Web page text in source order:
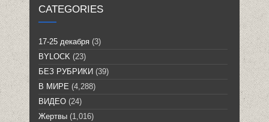
CATEGORIES
17-25 декабря (3)
BYLOCK (23)
БЕЗ РУБРИКИ (39)
В МИРЕ (4,288)
ВИДЕО (24)
Жертвы (1,016)